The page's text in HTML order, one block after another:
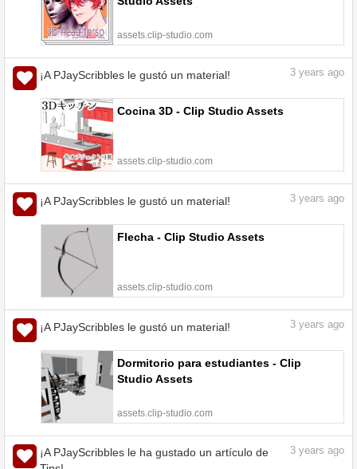
assets.clip-studio.com
¡A PJayScribbles le gustó un material! 3 years ago
Cocina 3D - Clip Studio Assets
assets.clip-studio.com
¡A PJayScribbles le gustó un material! 3 years ago
Flecha - Clip Studio Assets
assets.clip-studio.com
¡A PJayScribbles le gustó un material! 3 years ago
Dormitorio para estudiantes - Clip
Studio Assets
assets.clip-studio.com
¡A PJayScribbles le ha gustado un artículo de
3 years ago